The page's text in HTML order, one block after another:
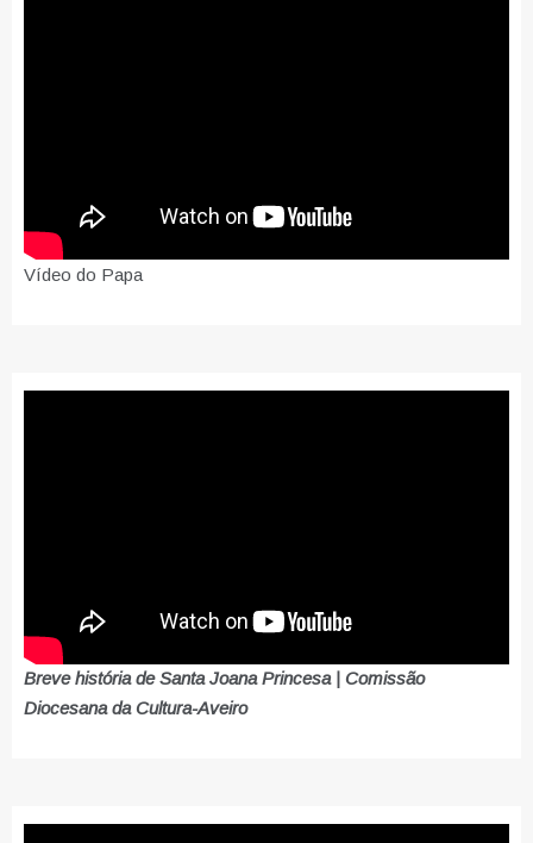
Vídeo do Papa
Breve história de Santa Joana Princesa | Comissão
Diocesana da Cultura-Aveiro